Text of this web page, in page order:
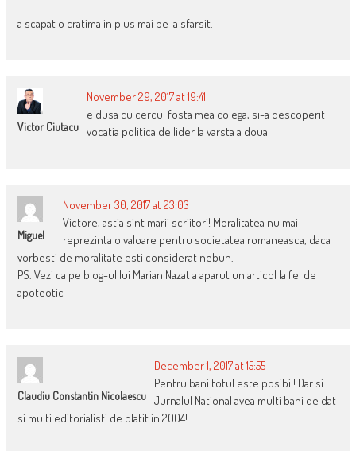
a scapat o cratima in plus mai pe la sfarsit.
Victor Ciutacu
November 29, 2017 at 19:41
e dusa cu cercul fosta mea colega, si-a descoperit
vocatia politica de lider la varsta a doua
Miguel
November 30, 2017 at 23:03
Victore, astia sint marii scriitori! Moralitatea nu mai
reprezinta o valoare pentru societatea romaneasca, daca
vorbesti de moralitate esti considerat nebun.
PS. Vezi ca pe blog-ul lui Marian Nazat a aparut un articol la fel de
apoteotic
Claudiu Constantin Nicolaescu
December 1, 2017 at 15:55
Pentru bani totul este posibil! Dar si
Jurnalul National avea multi bani de dat
si multi editorialisti de platit in 2004!